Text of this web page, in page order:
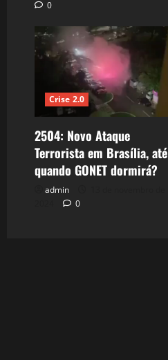
0
Crise 2.0
2504: Novo Ataque
Terrorista em Brasília, até
quando GONET dormirá?
admin
0